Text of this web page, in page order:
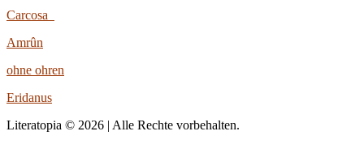
Carcosa
Amrûn
ohne ohren
Eridanus
Literatopia © 2026 | Alle Rechte vorbehalten.